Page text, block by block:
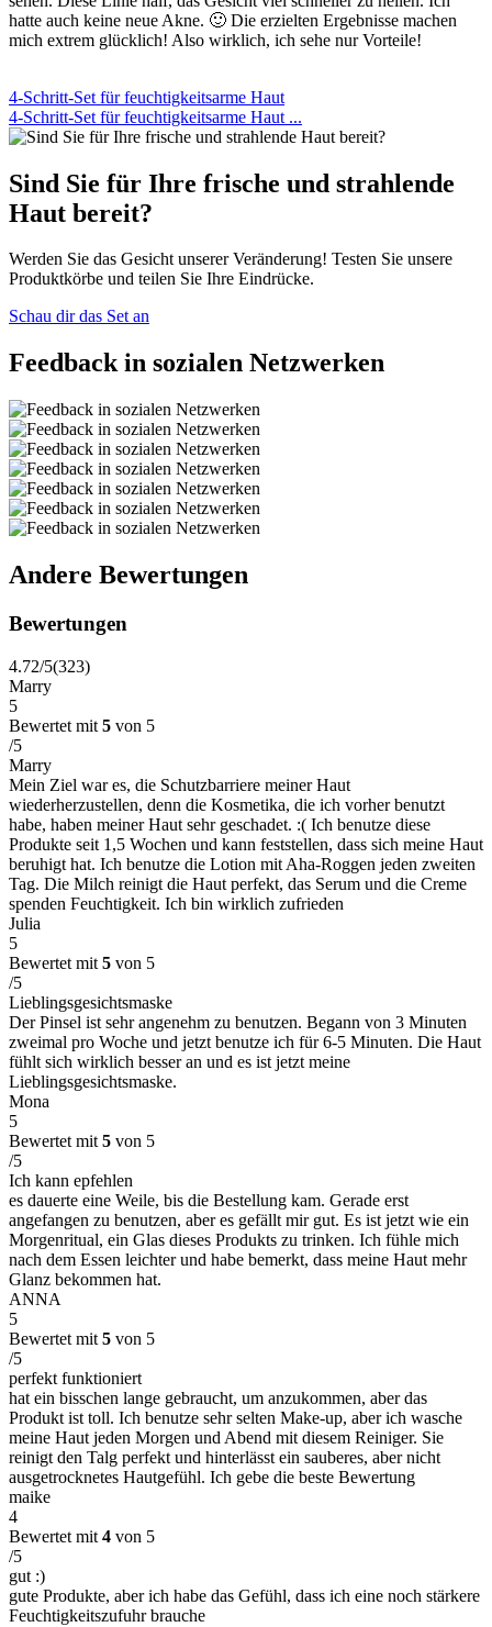
hatte auch keine neue Akne. 🙂 Die erzielten Ergebnisse machen
mich extrem glücklich! Also wirklich, ich sehe nur Vorteile!
4-Schritt-Set für feuchtigkeitsarme Haut
4-Schritt-Set für feuchtigkeitsarme Haut ...
Sind Sie für Ihre frische und strahlende
Haut bereit?
Werden Sie das Gesicht unserer Veränderung! Testen Sie unsere
Produktkörbe und teilen Sie Ihre Eindrücke.
Schau dir das Set an
Feedback in sozialen Netzwerken
Andere Bewertungen
Bewertungen
4.72/5(323)
Marry
5
Bewertet mit 5 von 5
/5
Marry
Mein Ziel war es, die Schutzbarriere meiner Haut
wiederherzustellen, denn die Kosmetika, die ich vorher benutzt
habe, haben meiner Haut sehr geschadet. :( Ich benutze diese
Produkte seit 1,5 Wochen und kann feststellen, dass sich meine Haut
beruhigt hat. Ich benutze die Lotion mit Aha-Roggen jeden zweiten
Tag. Die Milch reinigt die Haut perfekt, das Serum und die Creme
spenden Feuchtigkeit. Ich bin wirklich zufrieden
Julia
5
Bewertet mit 5 von 5
/5
Lieblingsgesichtsmaske
Der Pinsel ist sehr angenehm zu benutzen. Begann von 3 Minuten
zweimal pro Woche und jetzt benutze ich für 6-5 Minuten. Die Haut
fühlt sich wirklich besser an und es ist jetzt meine
Lieblingsgesichtsmaske.
Mona
5
Bewertet mit 5 von 5
/5
Ich kann epfehlen
es dauerte eine Weile, bis die Bestellung kam. Gerade erst
angefangen zu benutzen, aber es gefällt mir gut. Es ist jetzt wie ein
Morgenritual, ein Glas dieses Produkts zu trinken. Ich fühle mich
nach dem Essen leichter und habe bemerkt, dass meine Haut mehr
Glanz bekommen hat.
ANNA
5
Bewertet mit 5 von 5
/5
perfekt funktioniert
hat ein bisschen lange gebraucht, um anzukommen, aber das
Produkt ist toll. Ich benutze sehr selten Make-up, aber ich wasche
meine Haut jeden Morgen und Abend mit diesem Reiniger. Sie
reinigt den Talg perfekt und hinterlässt ein sauberes, aber nicht
ausgetrocknetes Hautgefühl. Ich gebe die beste Bewertung
maike
4
Bewertet mit 4 von 5
/5
gut :)
gute Produkte, aber ich habe das Gefühl, dass ich eine noch stärkere
Feuchtigkeitszufuhr brauche